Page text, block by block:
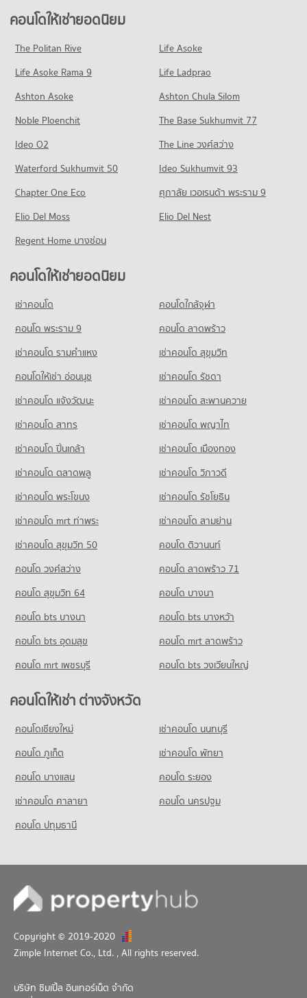
640 โครงการ
คอนโดให้เช่า ม.หอการค้าไทย
มีคอนโดให้เช่า 35,659 ประกาศ
มีคอนโดขาย 13,430 ประกาศ
คอนโด วิทยาลัยเสนาธิการทหาร
1,028 โครงการ
คอนโดให้เช่า วิทยาลัยเสนาธิการทหาร
มีคอนโดให้เช่า 55,072 ประกาศ
ขายคอนโด วิทยาลัยเสนาธิการทหาร
มีคอนโดขาย 20,461 ประกาศ
คอนโด วิทยาลัยสิ่งแวดล้อม
มีคอนโดให้เช่า 11,302 ประกาศ
ขายคอนโด วิทยาลัยสิ่งแวดล้อม
มีคอนโดขาย 4,633 ประกาศ
คอนโด รร.พณิชยการสันติราษฎร์
มีคอนโดให้เช่า 14,002 ประกาศ
ขายคอนโด รร.พณิชยการสันติราษฎร์
มีคอนโดขาย 6,015 ประกาศ
520 โครงการ
คอนโดให้เช่า รร.สตรีวรนาถบางเขน
มีคอนโดขาย 5,832 ประกาศ
คอนโด รร.กุนนทีรุทธารามวิทยาคม
383 โครงการ
คอนโดให้เช่า รร.กุนนทีรุทธารามวิทยาคม
มีคอนโดให้เช่า 15,054 ประกาศ
ขายคอนโด รร.กุนนทีรุทธารามวิทยาคม
คอนโด เมเจอร์ ซีนีเพล็กซ์ รัชโยธิน
มีคอนโดให้เช่า 9,575 ประกาศ
ขายคอนโด เมเจอร์ ซีนีเพล็กซ์ รัชโยธิน
345 โครงการ
คอนโดให้เช่า ตลาดนัดจตุจักร
มีคอนโดขาย 5,304 ประกาศ
คอนโด ตลาด อ.ต.ก.
คอนโดให้เช่า ตลาด อ.ต.ก.
มีคอนโดให้เช่า 12,612 ประกาศ
มีคอนโดขาย 5,004 ประกาศ
คอนโด เทสโก้โลตัส ลาดพร้าว
566 โครงการ
คอนโดให้เช่า เทสโก้โลตัส ลาดพร้าว
มีคอนโดให้เช่า 15,652 ประกาศ
ขายคอนโด เทสโก้โลตัส ลาดพร้าว
มีคอนโดขาย 6,837 ประกาศ
คอนโด เทสโก้โลตัส ประชาชื่น
คอนโดให้เช่า เทสโก้โลตัส ประชาชื่น
มีคอนโดให้เช่า 12,535 ประกาศ
ขายคอนโด เทสโก้โลตัส ประชาชื่น
มีคอนโดขาย 5,406 ประกาศ
คอนโด บิ๊กซี สะพานควาย
312 โครงการ
คอนโดให้เช่า บิ๊กซี สะพานควาย
ขายคอนโด บิ๊กซี สะพานควาย
มีคอนโดขาย 4,166 ประกาศ
คอนโด บิ๊กซี เอ็กซ์ตร้า ลาดพร้าว
390 โครงการ
คอนโดให้เช่า บิ๊กซี เอ็กซ์ตร้า ลาดพร้าว
ขายคอนโด บิ๊กซี เอ็กซ์ตร้า ลาดพร้าว
มีคอนโดขาย 4,628 ประกาศ
ขายคอนโด เขตจตุจักร
มีคอนโดขาย 4,340 ประกาศ
คอนโด ถนนลาดพร้าว
496 โครงการ
คอนโดให้เช่า ถนนลาดพร้าว
มีคอนโดให้เช่า 11,349 ประกาศ
ขายคอนโด ถนนลาดพร้าว
มีคอนโดขาย 4,410 ประกาศ
คอนโด ถนนรัชดาภิเษก
มีคอนโดให้เช่า 29,210 ประกาศ
ขายคอนโด ถนนรัชดาภิเษก
มีคอนโดขาย 11,424 ประกาศ
คอนโด ถนนวิภาวดีรังสิต
มีคอนโดให้เช่า 17,432 ประกาศ
ขายคอนโด ถนนวิภาวดีรังสิต
มีคอนโดขาย 6,855 ประกาศ
คอนโด ถนนพหลโยธิน
700 โครงการ
คอนโดให้เช่า ถนนพหลโยธิน
มีคอนโดขาย 7,513 ประกาศ
คอนโด ลาดพร้าว 15
14 โครงการ
คอนโดให้เช่า ลาดพร้าว 15
มีคอนโดให้เช่า 302 ประกาศ
ขายคอนโด ลาดพร้าว 15
คอนโด เกษตร
คอนโดให้เช่า เกษตร
มีคอนโดให้เช่า 11,039 ประกาศ
มีคอนโดขาย 4,372 ประกาศ
คอนโด รัชโยธิน
คอนโดให้เช่า รัชโยธิน
มีคอนโดให้เช่า 8,221 ประกาศ
ขายคอนโด รัชโยธิน
มีคอนโดขาย 2,829 ประกาศ
คอนโด สวนรถไฟ
มีคอนโดให้เช่า 6,580 ประกาศ
ขายคอนโด สวนรถไฟ
คอนโด สวนสมเด็จพระนางเจ้าสิริกิติ์ฯ
112 โครงการ
คอนโดให้เช่า สวนสมเด็จพระนางเจ้าสิริกิติ์ฯ
มีคอนโดให้เช่า 6,479 ประกาศ
คอนโดให้เช่ายอดนิยม
The Politan Rive
Life Asoke
Life Asoke Rama 9
Life Ladprao
Ashton Asoke
Ashton Chula Silom
Noble Ploenchit
The Base Sukhumvit 77
Ideo O2
The Line วงศ์สว่าง
Waterford Sukhumvit 50
Ideo Sukhumvit 93
Chapter One Eco
ศุภาลัย เวอเรนด้า พระราม 9
Elio Del Moss
Elio Del Nest
Regent Home บางซ่อน
คอนโดให้เช่ายอดนิยม
เช่าคอนโด
คอนโดใกล้จุฬา
คอนโด พระราม 9
คอนโด ลาดพร้าว
เช่าคอนโด รามคําแหง
เช่าคอนโด สุขุมวิท
คอนโดให้เช่า อ่อนนุช
เช่าคอนโด รัชดา
เช่าคอนโด แจ้งวัฒนะ
เช่าคอนโด สะพานควาย
เช่าคอนโด สาทร
เช่าคอนโด พญาไท
เช่าคอนโด ปิ่นเกล้า
เช่าคอนโด เมืองทอง
เช่าคอนโด ตลาดพลู
เช่าคอนโด วิภาวดี
เช่าคอนโด พระโขนง
เช่าคอนโด รัชโยธิน
เช่าคอนโด mrt ท่าพระ
เช่าคอนโด สามย่าน
เช่าคอนโด สุขุมวิท 50
คอนโด ติวานนท์
คอนโด วงศ์สว่าง
คอนโด ลาดพร้าว 71
คอนโด สุขุมวิท 64
คอนโด บางนา
คอนโด bts บางนา
คอนโด bts บางหว้า
คอนโด bts อุดมสุข
คอนโด mrt ลาดพร้าว
คอนโด mrt เพชรบุรี
คอนโด bts วงเวียนใหญ่
คอนโดให้เช่า ต่างจังหวัด
คอนโดเชียงใหม่
เช่าคอนโด นนทบุรี
คอนโด ภูเก็ต
เช่าคอนโด พัทยา
คอนโด บางแสน
คอนโด ระยอง
เช่าคอนโด ศาลายา
คอนโด นครปฐม
คอนโด ปทุมธานี
Copyright © 2019-2020
Zimple Internet Co., Ltd. , All rights reserved.
บริษัท ซิมเปิ้ล อินเทอร์เน็ต จำกัด